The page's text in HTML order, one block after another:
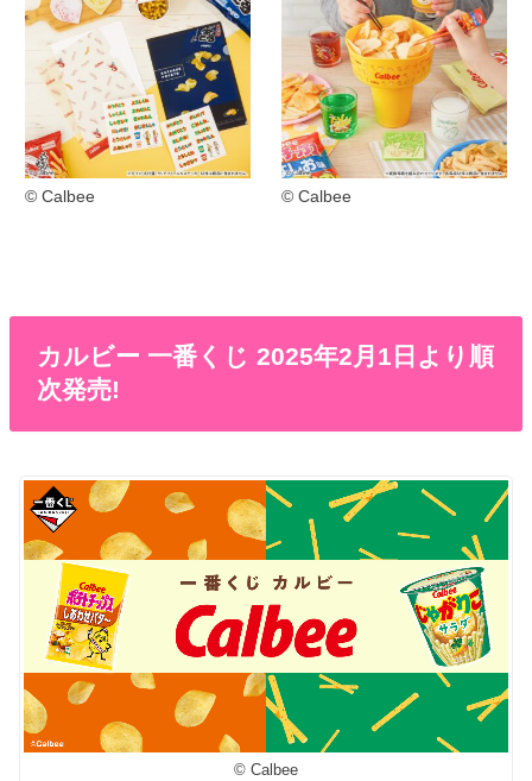
© Calbee © Calbee
カルビー 一番くじ 2025年2月1日より順
次発売!
© Calbee